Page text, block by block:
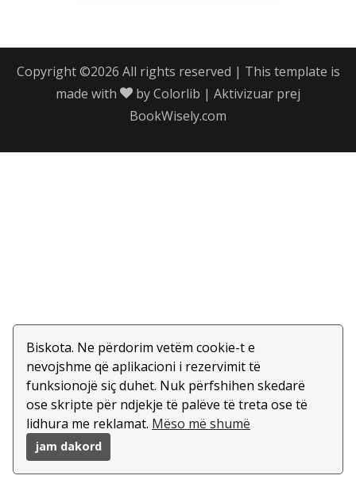
Biskota. Ne përdorim vetëm cookie-t e
nevojshme që aplikacioni i rezervimit të
funksionojë siç duhet. Nuk përfshihen skedarë
ose skripte për ndjekje të palëve të treta ose të
lidhura me reklamat. Mëso më shumë
jam dakord
Copyright ©2026 All rights reserved | This template is
made with
byColorlib | Aktivizuar prej
BookWisely.com